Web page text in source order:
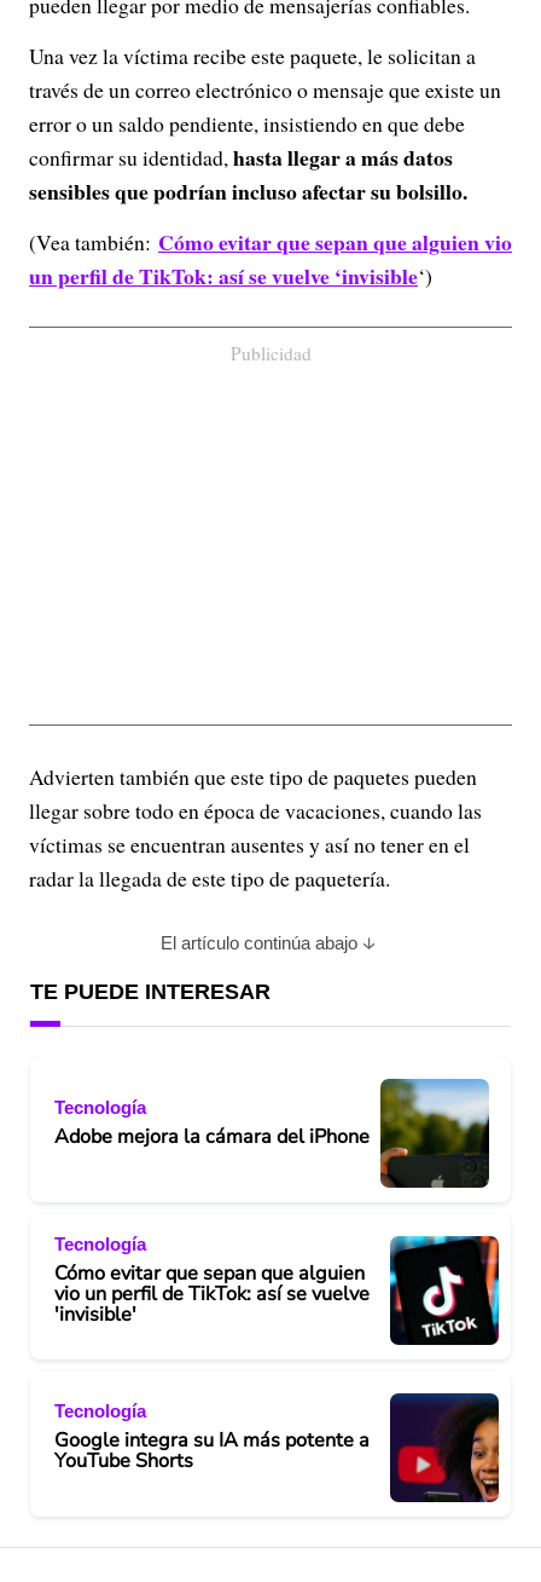
Una vez la víctima recibe este paquete, le solicitan a
través de un correo electrónico o mensaje que existe un
error o un saldo pendiente, insistiendo en que debe
confirmar su identidad,hasta llegar a más datos
sensibles que podrían incluso afectar su bolsillo.
(Vea también: Cómo evitar que sepan que alguien vio
un perfil de TikTok: así se vuelve ‘invisible‘)
Publicidad
Advierten también que este tipo de paquetes pueden
llegar sobre todo en época de vacaciones, cuando las
víctimas se encuentran ausentes y así no tener en el
radar la llegada de este tipo de paquetería.
El artículo continúa abajo
TE PUEDE INTERESAR
Tecnología
Adobe mejora la cámara del iPhone
Tecnología
Cómo evitar que sepan que alguien
vio un perfil de TikTok: así se vuelve
'invisible'
Tecnología
Google integra su IA más potente a
YouTube Shorts